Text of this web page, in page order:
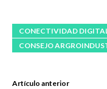
CONECTIVIDAD
CONSEJO
Artículo anterior